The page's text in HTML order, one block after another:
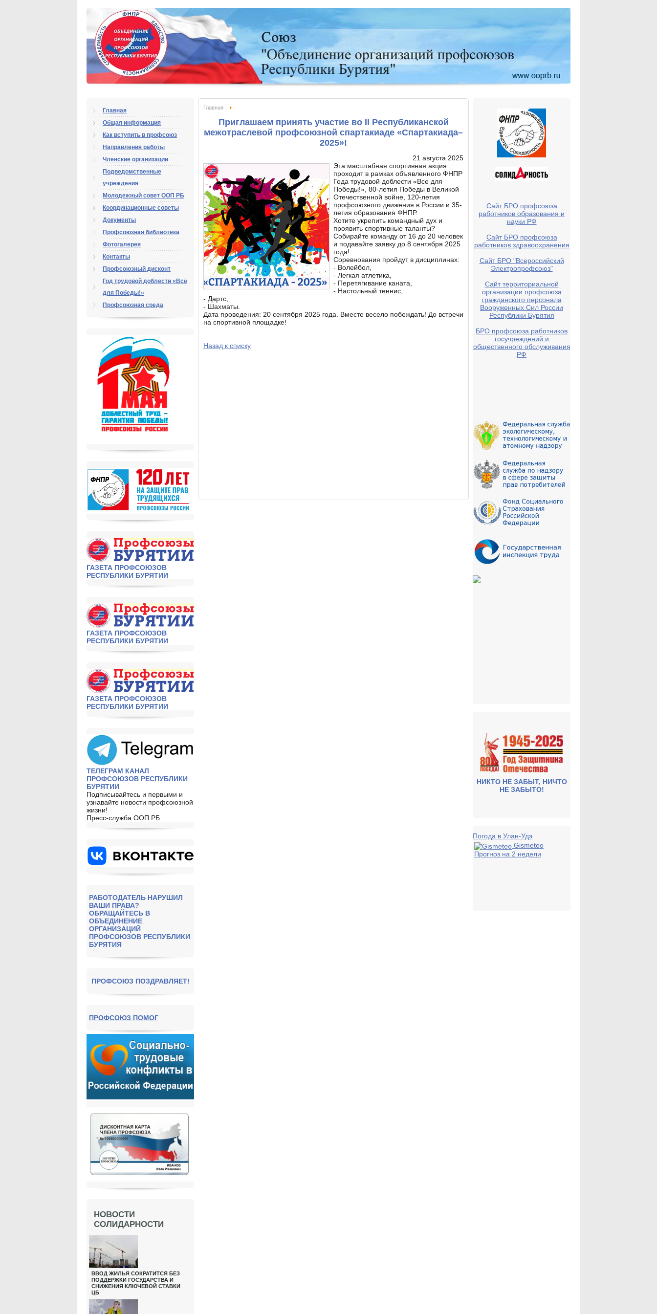
Главная
Общая информация
Как вступить в профсоюз
Направления работы
Членские организации
Подведомственные
учреждения
Молодежный совет ООП РБ
Координационные советы
Документы
Профсоюзная библиотека
Фотогалерея
Контакты
Профсоюзный дисконт
Год трудовой доблести «Всё
для Победы!»
Профсоюзная среда
ГАЗЕТА ПРОФСОЮЗОВ
РЕСПУБЛИКИ БУРЯТИИ
ГАЗЕТА ПРОФСОЮЗОВ
РЕСПУБЛИКИ БУРЯТИИ
ГАЗЕТА ПРОФСОЮЗОВ
РЕСПУБЛИКИ БУРЯТИИ
ТЕЛЕГРАМ КАНАЛ
ПРОФСОЮЗОВ РЕСПУБЛИКИ
БУРЯТИИ
Подписывайтесь и первыми и
узнавайте новости профсоюзной
жизни!
Пресс-служба ООП РБ
РАБОТОДАТЕЛЬ НАРУШИЛ
ВАШИ ПРАВА?
ОБРАЩАЙТЕСЬ В
ОБЪЕДИНЕНИЕ
ОРГАНИЗАЦИЙ
ПРОФСОЮЗОВ РЕСПУБЛИКИ
БУРЯТИЯ
ПРОФСОЮЗ ПОЗДРАВЛЯЕТ!
ПРОФСОЮЗ ПОМОГ
НОВОСТИ
СОЛИДАРНОСТИ
ВВОД ЖИЛЬЯ СОКРАТИТСЯ БЕЗ
ПОДДЕРЖКИ ГОСУДАРСТВА И
СНИЖЕНИЯ КЛЮЧЕВОЙ СТАВКИ
ЦБ
Главная
Приглашаем принять участие во II Республиканской
межотраслевой профсоюзной спартакиаде «Спартакиада–
2025»!
21 августа 2025
Эта масштабная спортивная акция
проходит в рамках объявленного ФНПР
Года трудовой доблести «Все для
Победы!», 80-летия Победы в Великой
Отечественной войне, 120-летия
профсоюзного движения в России и 35-
летия образования ФНПР.
Хотите укрепить командный дух и
проявить спортивные таланты?
Собирайте команду от 16 до 20 человек
и подавайте заявку до 8 сентября 2025
года!
Соревнования пройдут в дисциплинах:
- Волейбол,
- Легкая атлетика,
- Перетягивание каната,
- Настольный теннис,
- Дартс,
- Шахматы.
Дата проведения: 20 сентября 2025 года. Вместе весело побеждать! До встречи
на спортивной площадке!
Назад к списку
Сайт БРО профсоюза
работников образования и
науки РФ
Сайт БРО профсоюза
работников здравоохранения
Сайт БРО "Всероссийский
Электропрофсоюз"
Сайт территориальной
организации профсоюза
гражданского персонала
Вооруженных Сил России
Республики Бурятия
БРО профсоюза работников
госучреждений и
общественного обслуживания
РФ
НИКТО НЕ ЗАБЫТ, НИЧТО
НЕ ЗАБЫТО!
Погода в Улан-Удэ
Gismeteo
Прогноз на 2 недели